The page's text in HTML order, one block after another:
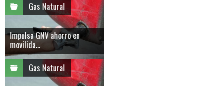
Gas Natural
Impulsa GNV ahorro en
movilida...
Gas Natural